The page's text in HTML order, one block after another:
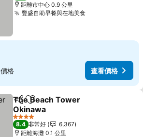
距離市中心 0.9 公里
豐盛自助早餐與在地美食查看價格
格 查看價格
分享 加入我的最愛
The Beach Tower
Okinawa
查看價格
4 星級
8.4 非常好
6,367
距離海灘 0.1 公里